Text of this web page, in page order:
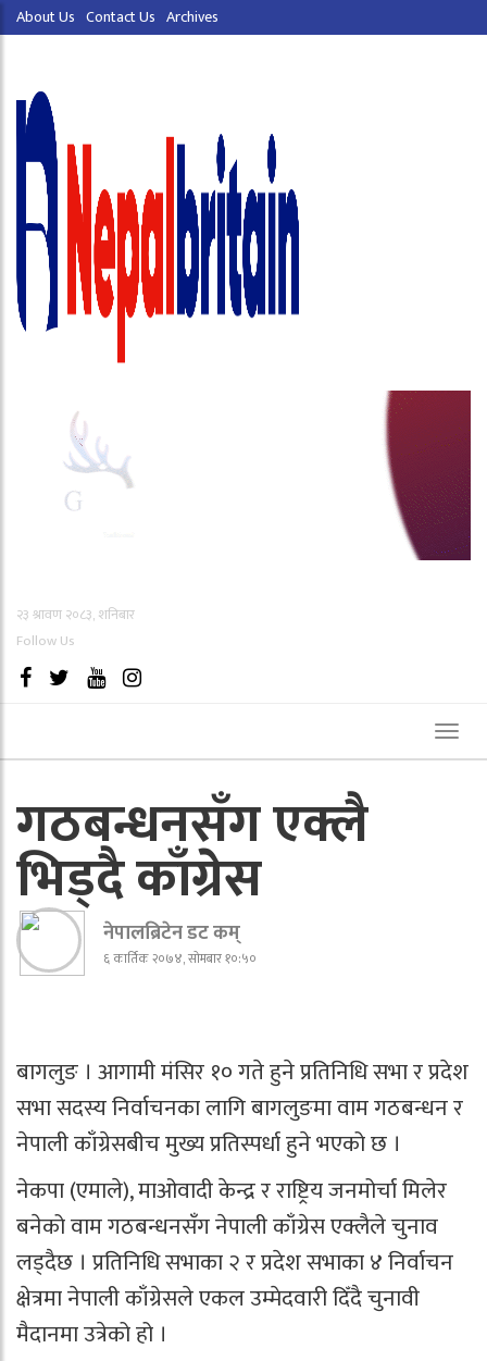
About Us Contact Us Archives
२३ श्रावण २०८३, शनिबार
Follow Us
गठबन्धनसँग एक्लै
भिड्दै काँग्रेस
नेपालब्रिटेन डट कम्
६ कार्तिक २०७४, सोमबार १०:५०
बागलुङ । आगामी मंसिर १० गते हुने प्रतिनिधि सभा र प्रदेश
सभा सदस्य निर्वाचनका लागि बागलुङमा वाम गठबन्धन र
नेपाली काँग्रेसबीच मुख्य प्रतिस्पर्धा हुने भएको छ ।
नेकपा (एमाले), माओवादी केन्द्र र राष्ट्रिय जनमोर्चा मिलेर
बनेको वाम गठबन्धनसँग नेपाली काँग्रेस एक्लैले चुनाव
लड्दैछ । प्रतिनिधि सभाका २ र प्रदेश सभाका ४ निर्वाचन
क्षेत्रमा नेपाली काँग्रेसले एकल उम्मेदवारी दिँदै चुनावी
मैदानमा उत्रेको हो ।